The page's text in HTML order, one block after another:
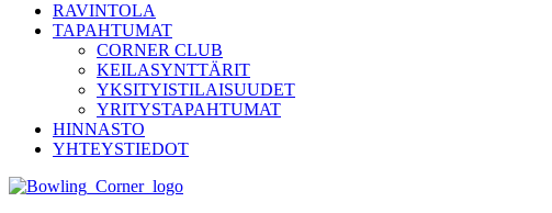
RAVINTOLA
TAPAHTUMAT
CORNER CLUB
KEILASYNTTÄRIT
YKSITYISTILAISUUDET
YRITYSTAPAHTUMAT
HINNASTO
YHTEYSTIEDOT